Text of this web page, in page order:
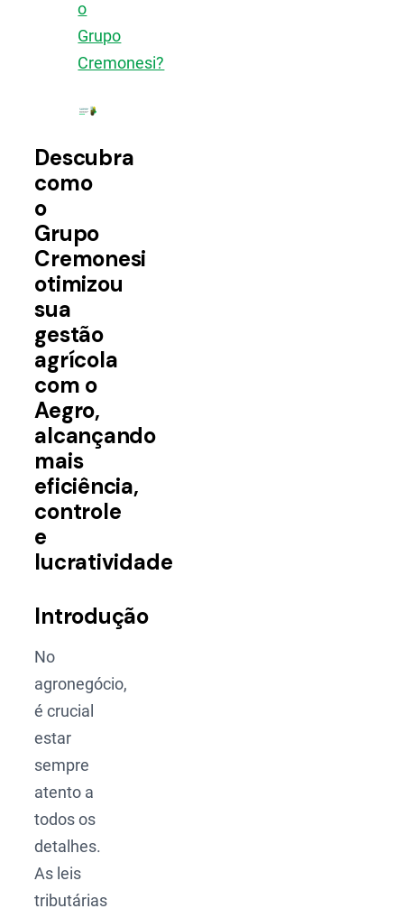
o
Grupo
Cremonesi?
Descubra
como
o
Grupo
Cremonesi
otimizou
sua
gestão
agrícola
com o
Aegro,
alcançando
mais
eficiência,
controle
e
lucratividade
Introdução
No
agronegócio,
é crucial
estar
sempre
atento a
todos os
detalhes.
As leis
tributárias